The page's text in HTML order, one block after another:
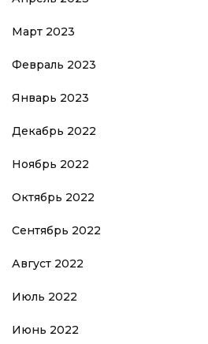
Март 2023
Февраль 2023
Январь 2023
Декабрь 2022
Ноябрь 2022
Октябрь 2022
Сентябрь 2022
Август 2022
Июль 2022
Июнь 2022